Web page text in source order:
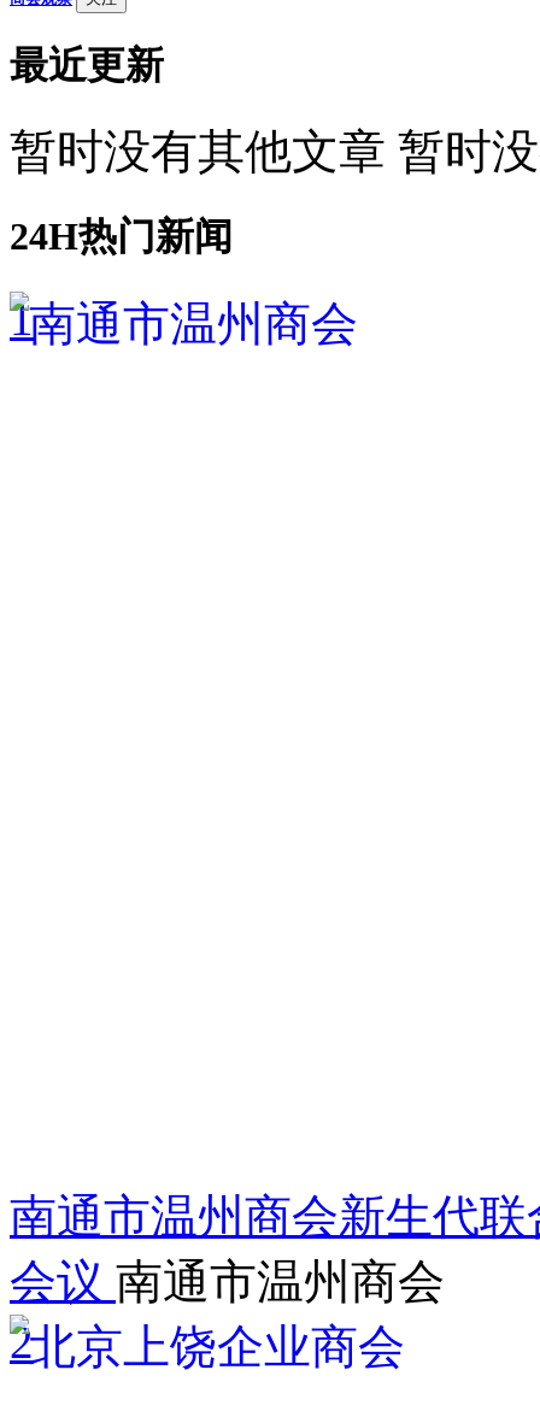
最近更新
暂时没有其他文章 暂时
24H热门新闻
1
南通市温州商会新生代
会议 南通市温州商会
2